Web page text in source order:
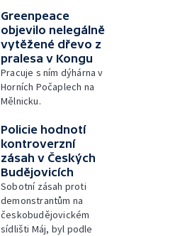
Greenpeace
objevilo nelegálně
vytěžené dřevo z
pralesa v Kongu
Pracuje s ním dýhárna v
Horních Počaplech na
Mělnicku.
Policie hodnotí
kontroverzní
zásah v Českých
Budějovicích
Sobotní zásah proti
demonstrantům na
českobudějovickém
sídlišti Máj, byl podle